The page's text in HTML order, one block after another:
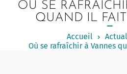
Un
OÙ SE
QUAND IL
Accueil
Où se rafraîchir à Vannes